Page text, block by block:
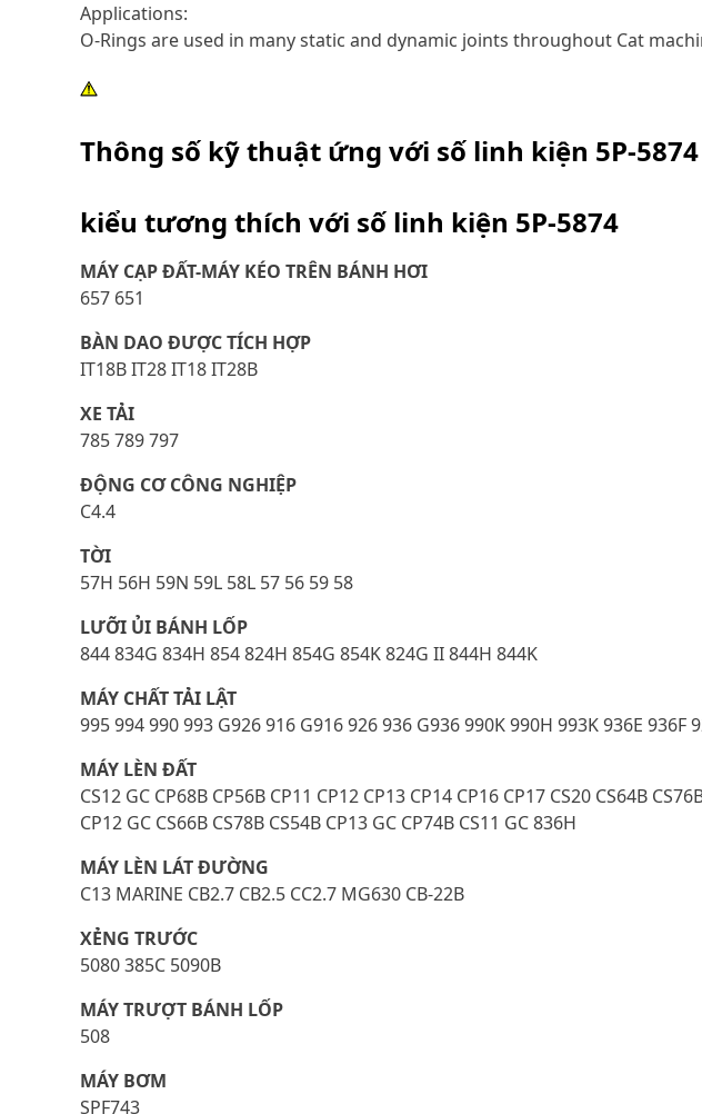
Applications:
O-Rings are used in many static and dynamic joints throughout Cat
Thông số kỹ thuật ứng với số linh kiện 5P-5874
kiểu tương thích với số linh kiện 5P-5874
MÁY CẠP ĐẤT-MÁY KÉO TRÊN BÁNH HƠI
657 651
BÀN DAO ĐƯỢC TÍCH HỢP
IT18B IT28 IT18 IT28B
XE TẢI
785 789 797
ĐỘNG CƠ CÔNG NGHIỆP
C4.4
TỜI
57H 56H 59N 59L 58L 57 56 59 58
LƯỠI ỦI BÁNH LỐP
844 834G 834H 854 824H 854G 854K 824G II 844H 844K
MÁY CHẤT TẢI LẬT
995 994 990 993 G926 916 G916 926 936 G936 990K 990H 993K 936E 936F
MÁY LÈN ĐẤT
CS12 GC CP68B CP56B CP11 CP12 CP13 CP14 CP16 CP17 CS20 CS64B
CP12 GC CS66B CS78B CS54B CP13 GC CP74B CS11 GC 836H
MÁY LÈN LÁT ĐƯỜNG
C13 MARINE CB2.7 CB2.5 CC2.7 MG630 CB-22B
XẺNG TRƯỚC
5080 385C 5090B
MÁY TRƯỢT BÁNH LỐP
508
MÁY BƠM
SPF743